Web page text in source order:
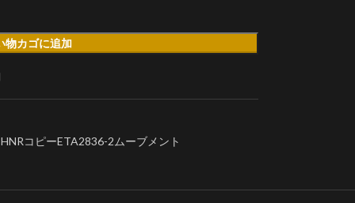
物カゴに追加
コピーETA2836-2ムーブメント